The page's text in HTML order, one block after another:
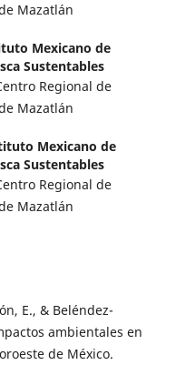
Mazatlán
Mexicano de
Sustentables
Regional de
Mazatlán
Mexicano de
Sustentables
Regional de
Mazatlán
E., & Beléndez-
ambientales en
de México.